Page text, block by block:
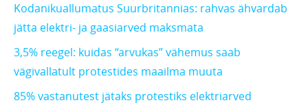
Kodanikuallumatus Suurbritannias: rahvas ähvardab
jätta elektri- ja gaasiarved maksmata
3,5% reegel: kuidas “arvukas” vähemus saab
vägivallatult protestides maailma muuta
85% vastanutest jätaks protestiks elektriarved